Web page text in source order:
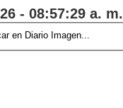
- 08:57:29 a. m.